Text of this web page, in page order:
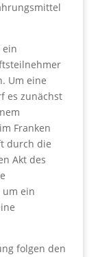
ein
Um eine
es zunächst
Franken
durch die
Akt des
ein
folgen den